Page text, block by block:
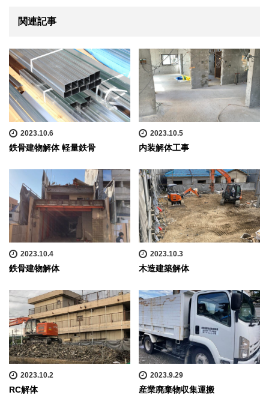
関連記事
2023.10.6
鉄骨建物解体 軽量鉄骨
2023.10.5
内装解体工事
2023.10.4
鉄骨建物解体
2023.10.3
木造建築解体
2023.10.2
RC解体
2023.9.29
産業廃棄物収集運搬